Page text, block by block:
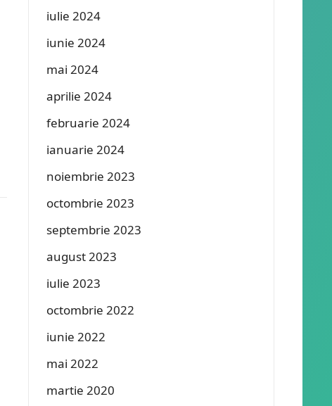
iulie 2024
iunie 2024
mai 2024
aprilie 2024
februarie 2024
ianuarie 2024
noiembrie 2023
octombrie 2023
septembrie 2023
august 2023
iulie 2023
octombrie 2022
iunie 2022
mai 2022
martie 2020